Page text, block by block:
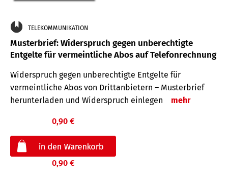
TELEKOMMUNIKATION
Musterbrief: Widerspruch gegen unberechtigte
Entgelte für vermeintliche Abos auf Telefonrechnung
Widerspruch gegen unberechtigte Entgelte für
vermeintliche Abos von Drittanbietern – Musterbrief
herunterladen und Widerspruch einlegen
mehr
0,90 €
0,90 €